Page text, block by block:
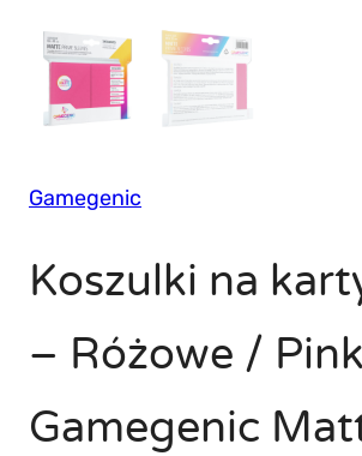
Gamegenic
Koszulki na
– Różowe /
Gamegenic